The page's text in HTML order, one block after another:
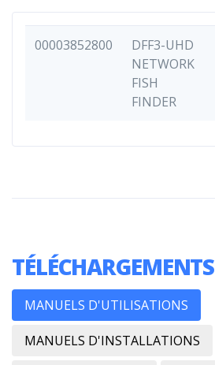
00003852800
DFF3-UHD
NETWORK
FISH
FINDER
TÉLÉCHARGEMENTS
MANUELS D'UTILISATIONS
MANUELS D'INSTALLATIONS